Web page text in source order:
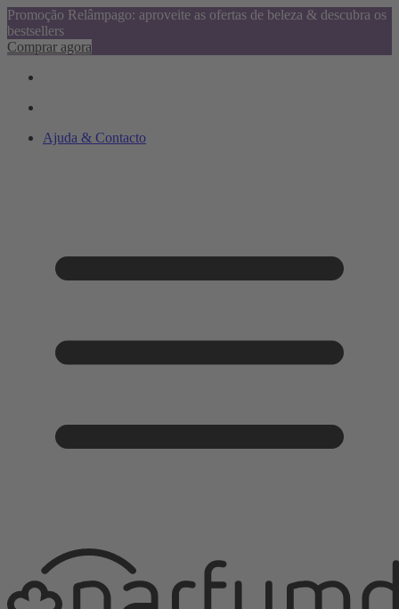
Promoção Relâmpago: aproveite as ofertas de beleza & descubra os
bestsellers
Comprar agora
Ajuda & Contacto